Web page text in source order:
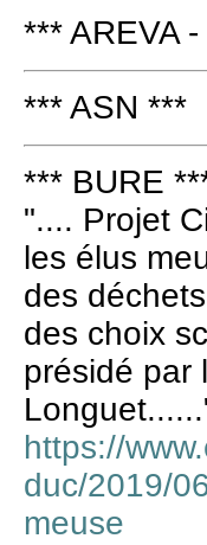
*** AREVA
*** ASN ***
*** BURE
".... Projet
les élus
des
des choix
présidé par
https://
duc/2019/
meuse